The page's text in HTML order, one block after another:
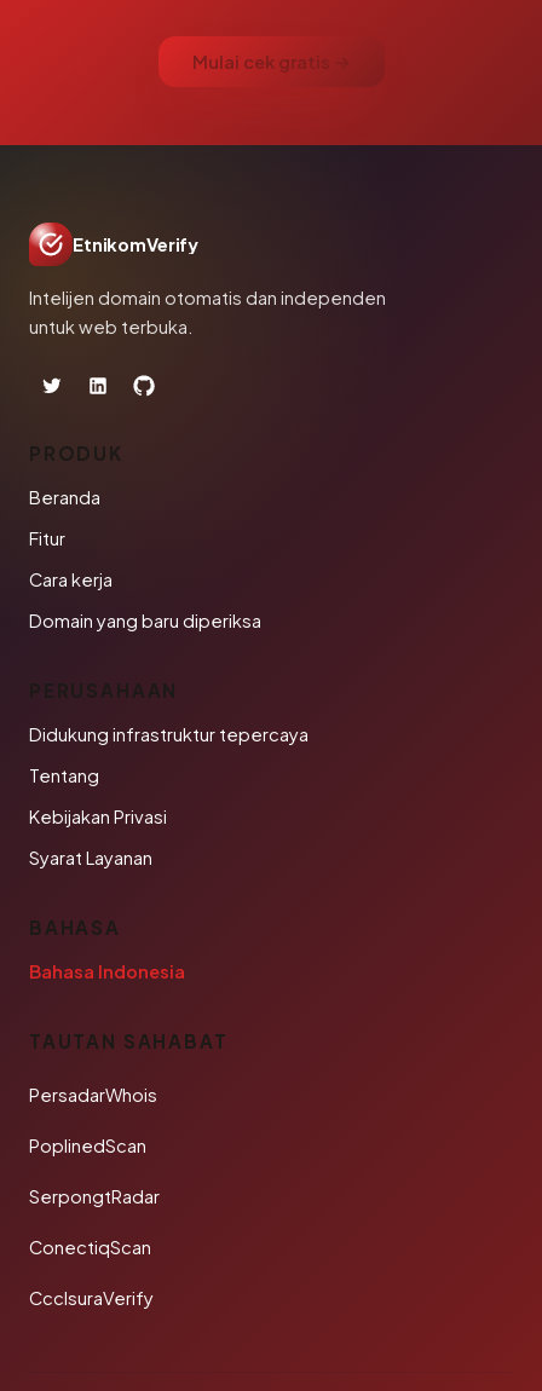
Mulai cek gratis →
EtnikomVerify
Intelijen domain otomatis dan independen
untuk web terbuka.
PRODUK
Beranda
Fitur
Cara kerja
Domain yang baru diperiksa
PERUSAHAAN
Didukung infrastruktur tepercaya
Tentang
Kebijakan Privasi
Syarat Layanan
BAHASA
Bahasa Indonesia
TAUTAN SAHABAT
PersadarWhois
PoplinedScan
SerpongtRadar
ConectiqScan
CcclsuraVerify